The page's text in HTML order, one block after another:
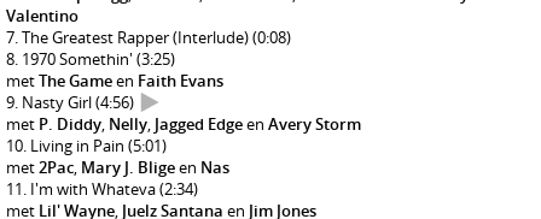
Valentino
The Greatest Rapper (Interlude)(0:08)
1970 Somethin' (3:25)
metThe Gameen Faith Evans
Nasty Girl(4:56)
met P. Diddy, Nelly, Jagged Edgeen Avery Storm
Living in Pain (5:01)
met2Pac, Mary J. Bligeen Nas
I'm with Whateva(2:34)
met Lil' Wayne, Juelz Santana en Jim Jones